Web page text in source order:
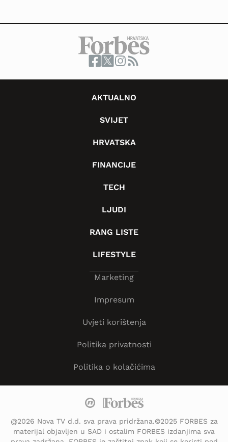
AKTUALNO
SVIJET
HRVATSKA
FINANCIJE
TECH
LJUDI
RANG LISTE
LIFESTYLE
Marketing
Impresum
Uvjeti korištenja
Politika privatnosti
Politika o kolačićima
@2026 Nova TV d.d. sva prava pridržana.©2025 FORBES za
materijal objavljen u SAD i ostalim FORBES izdanjima sva